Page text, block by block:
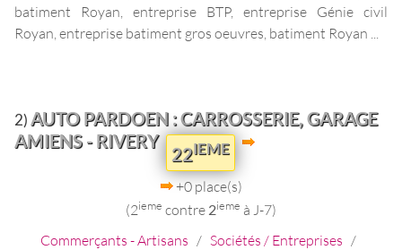
batiment Royan, entreprise BTP, entreprise Génie civil
Royan, entreprise batiment gros oeuvres, batiment Royan ...
2)AUTO PARDOEN : CARROSSERIE, GARAGE
AMIENS - RIVERY
22IEME
+0 place(s)
(2ieme contre 2ieme à J-7)
Commerçants - Artisans / Sociétés / Entreprises /